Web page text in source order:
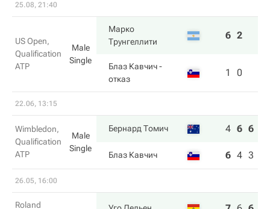
25.08, 21:40
US Open,
Qualification
ATP
Male
Single
Марко
Трунгеллити
6 2
Блаз Кавчич-
отказ
1 0
22.06, 13:15
Wimbledon,
Qualification
ATP
Male
Single
Бернард Томич 4 6 6
Блаз Кавчич 6 4 3
26.05, 16:00
Roland